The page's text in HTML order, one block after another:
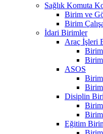
Sağlık Komuta
Birim ve
Birim
İdari Birimler
Araç İşleri
Birim
ASOS
Birim
Disiplin
Birim
Eğitim